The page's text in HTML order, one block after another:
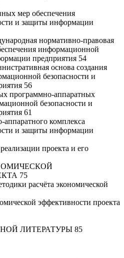
мер обеспечения
и защиты информации
нормативно-правовая
информационной
предприятия 54
основа создания
безопасности и
56
программно-аппаратных
безопасности и
61
комплекса
и защиты информации
проекта и его
75
расчёта экономической
эффективности проекта
ЛИТЕРАТУРЫ 85